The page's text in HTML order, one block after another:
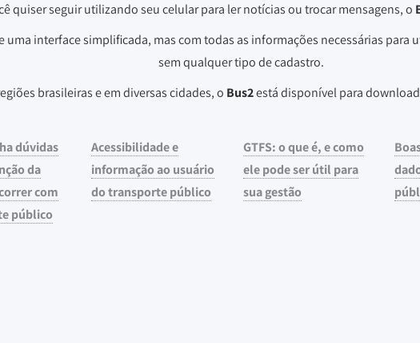
quiser seguir utilizando seu celular para ler notícias ou trocar mensagens, o
uma interface simplificada, mas com todas as informações necessárias
sem qualquer tipo de cadastro.
brasileiras e em diversas cidades, o Bus2está disponível para
dúvidas
da
com
público
Acessibilidade e
informação ao usuário
do transporte público
GTFS: o que é, e como
ele pode ser útil para
sua gestão